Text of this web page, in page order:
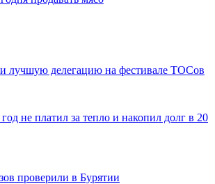
лучшую делегацию на фестивале ТОСов
не платил за тепло и накопил долг в 20
проверили в Бурятии